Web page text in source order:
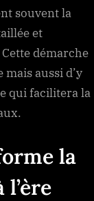
souvent la
et
démarche
aussi d’y
qui facilitera la
la